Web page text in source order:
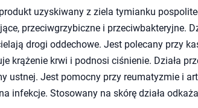
uzyskiwany z ziela tymianku
przeciwgrzybiczne i przeciwbakteryjne.
drogi oddechowe. Jest polecany przy
krążenie krwi i podnosi ciśnienie. Działa
ustnej. Jest pomocny przy reumatyzmie i
infekcje. Stosowany na skórę działa